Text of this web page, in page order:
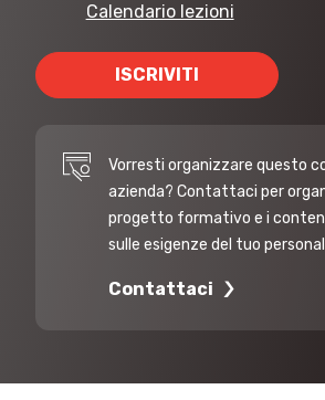
Calendario lezioni
ISCRIVITI
Vorresti organizzare questo
azienda? Contattaci per
progetto formativo e i
sulle esigenze del tuo
Contattaci